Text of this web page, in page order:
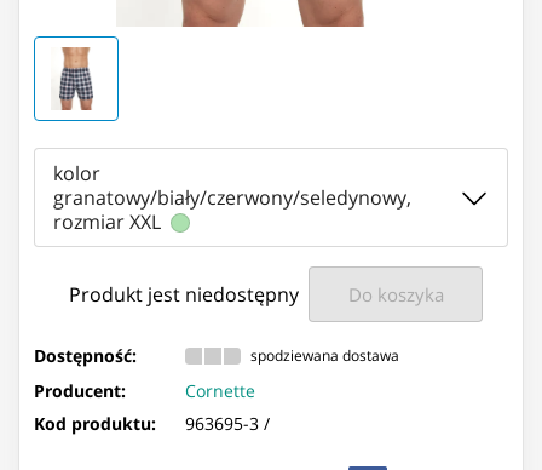
kolor
granatowy/biały/czerwony/seledynowy,
rozmiar XXL
Produkt jest niedostępny Do koszyka
Dostępność: spodziewana dostawa
Producent:
Cornette
Kod produktu:
963695-3 /